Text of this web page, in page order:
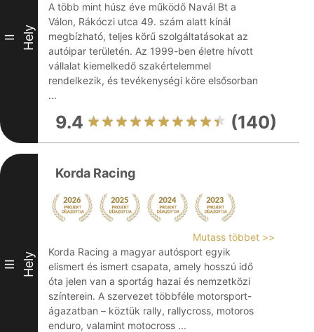
II Hely
A több mint húsz éve működő Navál Bt a
Válon, Rákóczi utca 49. szám alatt kínál
megbízható, teljes körű szolgáltatásokat az
autóipar területén. Az 1999-ben életre hívott
vállalat kiemelkedő szakértelemmel
rendelkezik, és tevékenységi köre elsősorban
...
9.4 (140)
III Hely
Korda Racing
Mutass többet >>
Korda Racing a magyar autósport egyik
elismert és ismert csapata, amely hosszú idő
óta jelen van a sportág hazai és nemzetközi
színterein. A szervezet többféle motorsport-
ágazatban – köztük rally, rallycross, motoros
enduro, valamint motocross ...